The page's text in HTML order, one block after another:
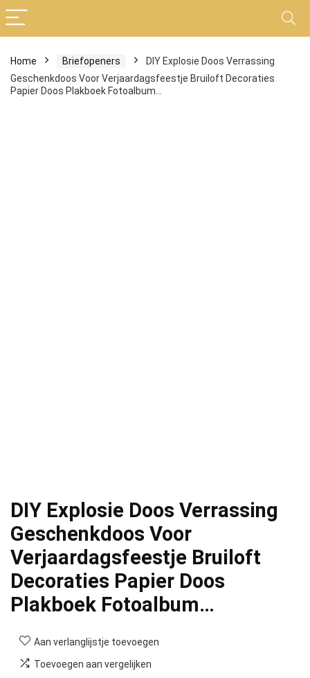
Home Briefopeners
DIY Explosie Doos Verrassing
Geschenkdoos Voor Verjaardagsfeestje Bruiloft Decoraties
Papier Doos Plakboek Fotoalbum…
DIY Explosie Doos Verrassing
Geschenkdoos Voor
Verjaardagsfeestje Bruiloft
Decoraties Papier Doos
Plakboek Fotoalbum…
Aan verlanglijstje toevoegen
Toevoegen aan vergelijken